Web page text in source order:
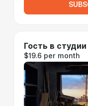
Гость в студии
$19.6 per month